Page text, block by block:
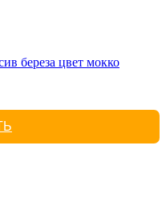
береза цвет мокко